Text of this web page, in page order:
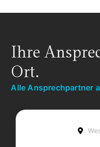
Ihre
Ort.
Alle Ansprechpartner